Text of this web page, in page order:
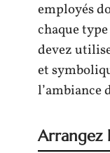
employés
chaque
devez
et
l’ambiance
Arrangez